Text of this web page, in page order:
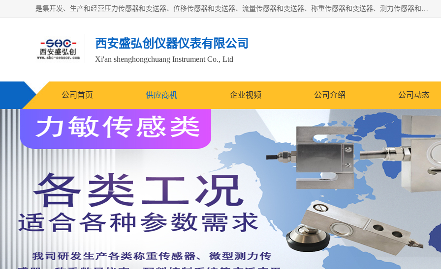
是集开发、生产和经营压力传感器和变送器、位移传感器和变送器、流量传感器和变送器、称重传感器和变送器、测力传感器和变送器、温湿度传感器和变送器、扭矩传感器、智能数显控制仪表等产品的化高新技术企业。
西安盛弘创仪器仪表有限公司
Xi'an shenghongchuang Instrument Co., Ltd
公司首页 供应商机 企业视频 公司介绍 公司动态